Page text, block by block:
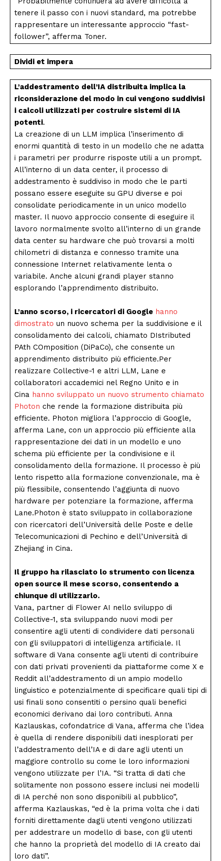
tenere il passo con i nuovi standard, ma potrebbe
rappresentare un interessante approccio “fast-
follower”, afferma Toner.
Dividi et impera
L’addestramento dell’IA distribuita implica la
riconsiderazione del modo in cui vengono suddivisi
i calcoli utilizzati per costruire sistemi di IA
potenti.
La creazione di un LLM implica l’inserimento di
enormi quantità di testo in un modello che ne adatta
i parametri per produrre risposte utili a un prompt.
All’interno di un data center, il processo di
addestramento è suddiviso in modo che le parti
possano essere eseguite su GPU diverse e poi
consolidate periodicamente in un unico modello
master. Il nuovo approccio consente di eseguire il
lavoro normalmente svolto all’interno di un grande
data center su hardware che può trovarsi a molti
chilometri di distanza e connesso tramite una
connessione Internet relativamente lenta o
variabile. Anche alcuni grandi player stanno
esplorando l’apprendimento distribuito.
L’anno scorso, i ricercatori di Google hanno
dimostrato un nuovo schema per la suddivisione e il
consolidamento dei calcoli, chiamato DIstributed
PAth COmposition (DiPaCo), che consente un
apprendimento distribuito più efficiente.Per
realizzare Collective-1 e altri LLM, Lane e
collaboratori accademici nel Regno Unito e in
Cina hanno sviluppato un nuovo strumento chiamato
Photon che rende la formazione distribuita più
efficiente. Photon migliora l’approccio di Google,
afferma Lane, con un approccio più efficiente alla
rappresentazione dei dati in un modello e uno
schema più efficiente per la condivisione e il
consolidamento della formazione. Il processo è più
lento rispetto alla formazione convenzionale, ma è
più flessibile, consentendo l’aggiunta di nuovo
hardware per potenziare la formazione, afferma
Lane.Photon è stato sviluppato in collaborazione
con ricercatori dell’Università delle Poste e delle
Telecomunicazioni di Pechino e dell’Università di
Zhejiang in Cina.
Il gruppo ha rilasciato lo strumento con licenza
open source il mese scorso, consentendo a
chiunque di utilizzarlo.
Vana, partner di Flower AI nello sviluppo di
Collective-1, sta sviluppando nuovi modi per
consentire agli utenti di condividere dati personali
con gli sviluppatori di intelligenza artificiale. Il
software di Vana consente agli utenti di contribuire
con dati privati ​​provenienti da piattaforme come X e
Reddit all’addestramento di un ampio modello
linguistico e potenzialmente di specificare quali tipi di
usi finali sono consentiti o persino quali benefici
economici derivano dai loro contributi. Anna
Kazlauskas, cofondatrice di Vana, afferma che l’idea
è quella di rendere disponibili dati inesplorati per
l’addestramento dell’IA e di dare agli utenti un
maggiore controllo su come le loro informazioni
vengono utilizzate per l’IA. “Si tratta di dati che
solitamente non possono essere inclusi nei modelli
di IA perché non sono disponibili al pubblico”,
afferma Kazlauskas, “ed è la prima volta che i dati
forniti direttamente dagli utenti vengono utilizzati
per addestrare un modello di base, con gli utenti
che hanno la proprietà del modello di IA creato dai
loro dati”.